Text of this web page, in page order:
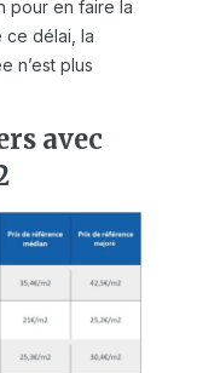
pour en faire la
ce délai, la
n’est plus
avec